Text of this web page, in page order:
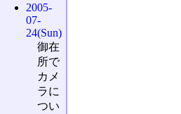
2005-
07-
24(Sun)
御在
所で
カメ
ラに
つい